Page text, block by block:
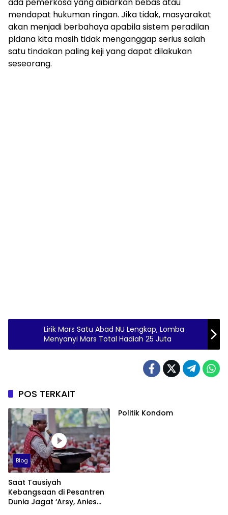
mendapat hukuman ringan. Jika tidak, masyarakat
akan menjadi berbahaya apabila sistem peradilan
pidana kita masih tidak menganggap serius salah
satu tindakan paling keji yang dapat dilakukan
seseorang.
Lirik Mars Satu Abad NU Lengkap, Lomba
Menyanyi Mars Total Hadiah 25 Juta
POS TERKAIT
Blog
Saat Tausiyah
Kebangsaan di Pesantren
Dunia Jagat ‘Arsy, Anies
Politik Kondom